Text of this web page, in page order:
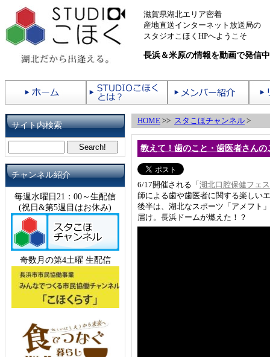
滋賀県湖北エリア密着
産地直送インターネット放送局の
スタジオこほくHPへようこそ
長浜＆米原の情報を動画で発信中
サイト内検索
チャンネル紹介
毎週水曜日21：00～生配信
(祝日&第5週目はお休み)
奇数月の第4土曜 生配信
HOME >> スタこほチャンネル >
教えて！歯のこと・歯医者さん
6/17開催される「湖北口腔保健フェ
師による歯や歯医者に関する楽しい
後半は、湖北なスポーツ「アメフト
届け。長浜ドームが燃えた！？